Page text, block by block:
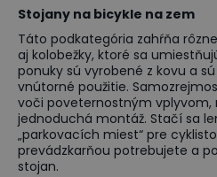
Stojany na bicykle na zem
Táto podkategória zahŕňa
aj kolobežky, ktoré sa
ponuky sú vyrobené z kovu a
vnútorné použitie.
voči poveternostným vplyvom,
jednoduchá montáž. Stačí sa
„parkovacích miest“ pre
prevádzkarňou potrebujete a
stojan.